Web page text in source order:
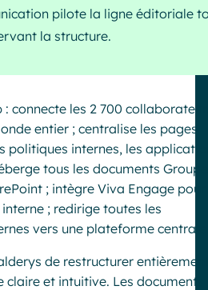
pilote la ligne éditoriale
la structure.
: connecte les 2 700
entier ; centralise les pages
politiques internes, les
tous les documents Groupe
; intègre Viva Engage pour
; redirige toutes les
vers une plateforme
de restructurer
claire et intuitive. Les